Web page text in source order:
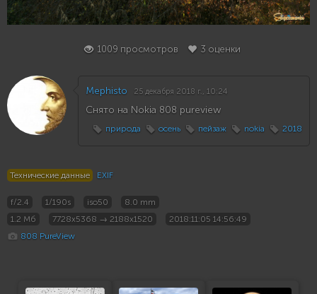
3
1009 просмотров 3 оценки
Mephisto 25 декабря 2018 г., 10:24
Снято на Nokia 808 pureview
природа осень пейзаж nokia 2018
Технические данные EXIF
f/2.4 1/190s iso50
8.0 mm
1.2 Мб
7728x5368 → 2188x1520
2018:11:05 14:56:49
808 PureView